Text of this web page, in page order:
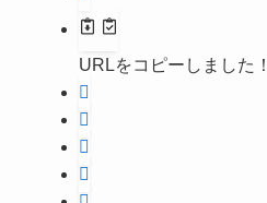
URLをコピーしました！